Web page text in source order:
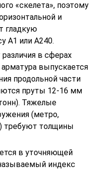
«скелета», поэтому
и
гладкую
A1 или А240.
в сферах
выпускается
продольной части
пруты 12-16 мм
Тяжелые
(метро,
требуют толщины
в уточняющей
индекс